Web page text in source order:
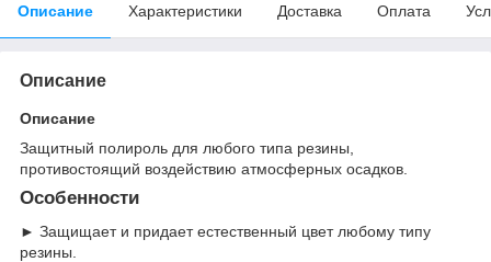
Описание Характеристики Доставка Оплата
Описание
Описание
Защитный полироль для любого типа резины,
противостоящий воздействию атмосферных осадков.
Особенности
► Защищает и придает естественный цвет любому типу
резины.